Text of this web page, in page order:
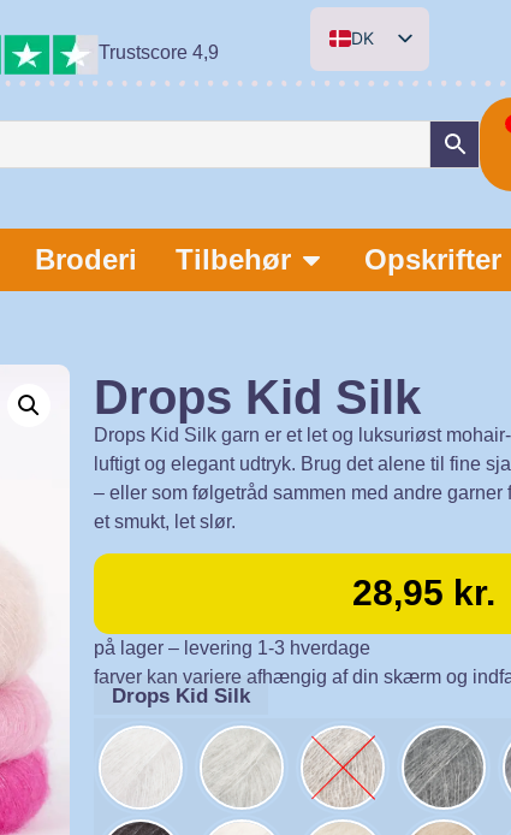
Trustscore 4,9
DK
EN
DE
Broderi Tilbehør Opskrifter
Drops Kid Silk
Drops Kid Silk garn er et let og luksuriøst
luftigt og elegant udtryk. Brug det alene til fine
– eller som følgetråd sammen med andre garner
et smukt, let slør.
28,95 kr.
på lager – levering 1-3 hverdage
farver kan variere afhængig af din skærm og
Drops Kid Silk